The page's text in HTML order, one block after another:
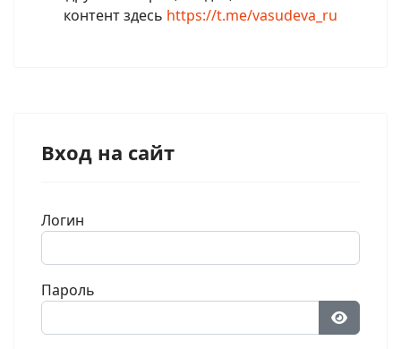
контент здесь https://t.me/vasudeva_ru
Вход на сайт
Логин
Пароль